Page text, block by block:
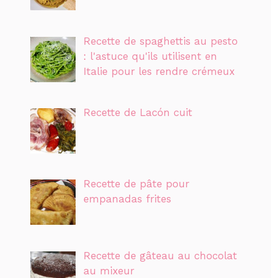
Recette de spaghettis au pesto
: l'astuce qu'ils utilisent en
Italie pour les rendre crémeux
Recette de Lacón cuit
Recette de pâte pour
empanadas frites
Recette de gâteau au chocolat
au mixeur